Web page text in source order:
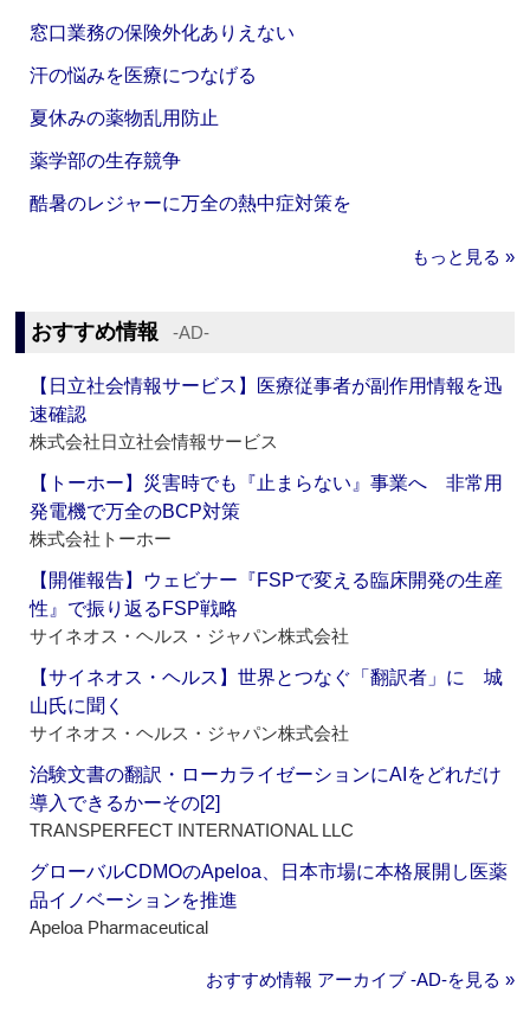
窓口業務の保険外化ありえない
汗の悩みを医療につなげる
夏休みの薬物乱用防止
薬学部の生存競争
酷暑のレジャーに万全の熱中症対策を
もっと見る »
おすすめ情報 ‐AD‐
【日立社会情報サービス】医療従事者が副作用情報を迅
速確認
株式会社日立社会情報サービス
【トーホー】災害時でも『止まらない』事業へ 非常用
発電機で万全のBCP対策
株式会社トーホー
【開催報告】ウェビナー『FSPで変える臨床開発の生産
性』で振り返るFSP戦略
サイネオス・ヘルス・ジャパン株式会社
【サイネオス・ヘルス】世界とつなぐ「翻訳者」に 城
山氏に聞く
サイネオス・ヘルス・ジャパン株式会社
治験文書の翻訳・ローカライゼーションにAIをどれだけ
導入できるかーその[2]
TRANSPERFECT INTERNATIONAL LLC
グローバルCDMOのApeloa、日本市場に本格展開し医薬
品イノベーションを推進
Apeloa Pharmaceutical
おすすめ情報 アーカイブ ‐AD‐を見る »